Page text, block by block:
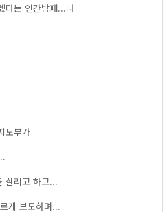
다는 인간방패...나
도부가
살려고 하고...
게 보도하며...